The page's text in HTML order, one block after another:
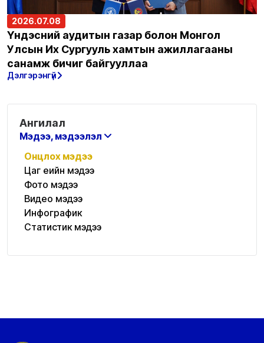
2026.07.08
Үндэсний аудитын газар болон Монгол
Улсын Их Сургууль хамтын ажиллагааны
санамж бичиг байгууллаа
Дэлгэрэнгүй
Ангилал
Мэдээ, мэдээлэл
Онцлох мэдээ
Цаг үеийн мэдээ
Фото мэдээ
Видео мэдээ
Инфографик
Статистик мэдээ